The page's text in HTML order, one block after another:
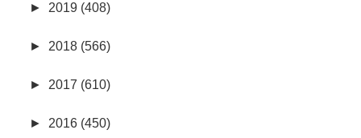
► 2019 (408)
► 2018 (566)
► 2017 (610)
► 2016 (450)